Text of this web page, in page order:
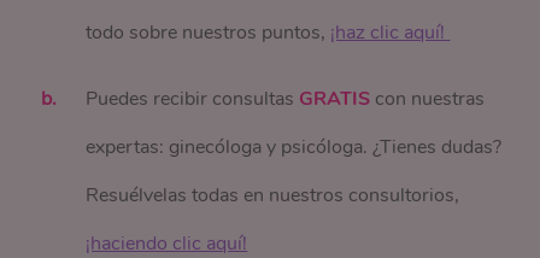
todo sobre nuestros puntos, ¡haz clic aquí!
Puedes recibir consultas GRATIS con nuestras
expertas: ginecóloga y psicóloga. ¿Tienes dudas?
Resuélvelas todas en nuestros consultorios,
¡haciendo clic aquí!